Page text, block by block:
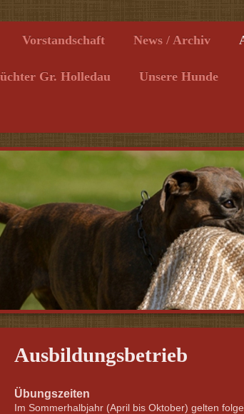
Vorstandschaft News / Archiv
Gr. Holledau Unsere Hunde
Ausbildungsbetrieb
Übungszeiten
Im Sommerhalbjahr (April bis Oktober) gelten